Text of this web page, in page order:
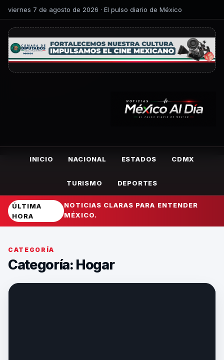
viernes 7 de agosto de 2026 · El pulso diario de México
INICIO NACIONAL ESTADOS CDMX
TURISMO DEPORTES
ÚLTIMA
HORA
NOTICIAS CLARAS PARA ENTENDER
MÉXICO.
CATEGORÍA
Categoría: Hogar